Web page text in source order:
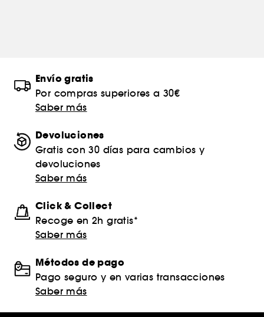
Envío gratis
Por compras superiores a 30€
Saber más
Devoluciones
Gratis con 30 días para cambios y
devoluciones
Saber más
Click & Collect
Recoge en 2h gratis*
Saber más
Métodos de pago
Pago seguro y en varias transacciones
Saber más